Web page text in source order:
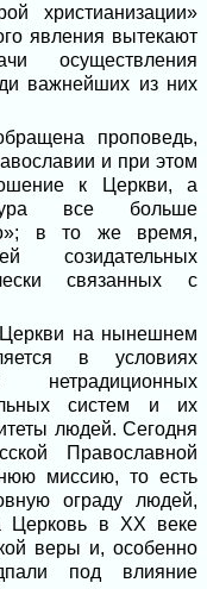
христианизации»
явления вытекают
осуществления
важнейших из них
проповедь,
и при этом
к Церкви, а
все больше
в то же время,
созидательных
связанных с
на нынешнем
в условиях
нетрадиционных
систем и их
людей. Сегодня
Православной
миссию, то есть
ограду людей,
Церковь в XX веке
веры и, особенно
под влияние